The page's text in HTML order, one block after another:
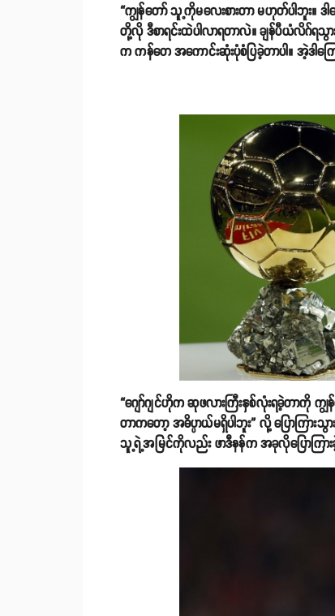
“ကျွန်တော် သူ့ကိုမလေးစားတာ မဟုတ်ပါဘူး။
တို့လို ဒီစာရင်းထဲပါလာရတာလဲ။ ချန်ပီယံလိဂ်ရ
က ကန်တေ အကောင်းဆုံးပုံစံပြခဲ့တာပါ။ အဲ့ဒါကြ
“ဂျော်ဂျင်ဟိုက ဆုဖလားကြီးနှစ်လုံးရခဲ့တာကို
တာကတော့ အဓိပ္ပာယ်မရှိပါဘူး” လို့ ပြောက
သူ့ရဲ့အမြင်ကိုလည်း ဖာဒီနန်က အခုလိုပြောကြား